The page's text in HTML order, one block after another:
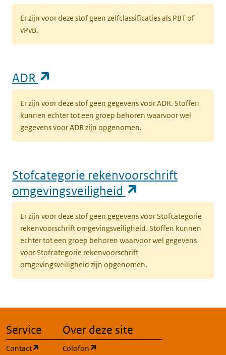
Er zijn voor deze stof geen zelfclassificaties als PBT of
vPvB.
ADR
Er zijn voor deze stof geen gegevens voor ADR. Stoffen
kunnen echter tot een groep behoren waarvoor wel
gegevens voor ADR zijn opgenomen.
Stofcategorie rekenvoorschrift
omgevingsveiligheid
Er zijn voor deze stof geen gegevens voor Stofcategorie
rekenvoorschrift omgevingsveiligheid. Stoffen kunnen
echter tot een groep behoren waarvoor wel gegevens
voor Stofcategorie rekenvoorschrift
omgevingsveiligheid zijn opgenomen.
Service
Contact (opent in een nieuw tabblad)
Over deze site
Colofon